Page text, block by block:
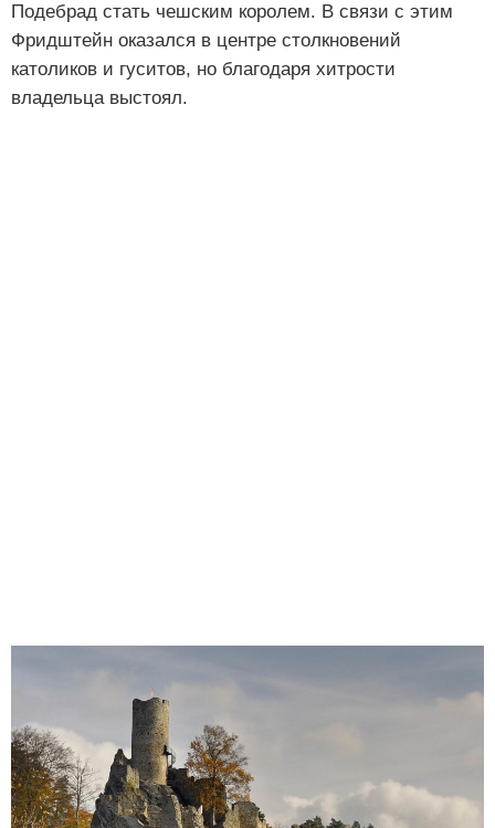
Подебрад стать чешским королем. В связи с этим
Фридштейн оказался в центре столкновений
католиков и гуситов, но благодаря хитрости
владельца выстоял.